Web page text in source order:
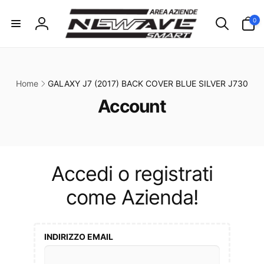
contenuti
Accedi
0
articoli
Home GALAXY J7 (2017) BACK COVER BLUE SILVER J730
C
l
e
z
i
Account
Accedi o registrati
come Azienda!
INDIRIZZO EMAIL